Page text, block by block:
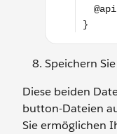
Speichern
Diese beiden
button-Dateien
Sie ermöglichen